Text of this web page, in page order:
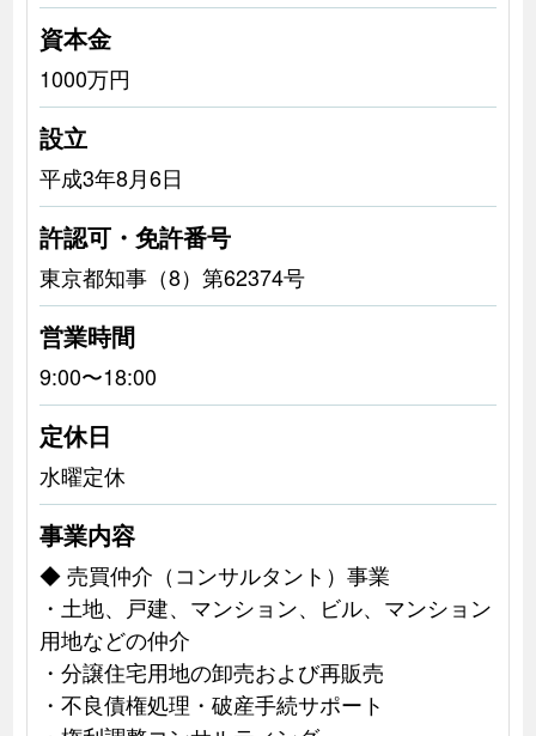
資本金
1000万円
設立
平成3年8月6日
許認可・免許番号
東京都知事（8）第62374号
営業時間
9:00〜18:00
定休日
水曜定休
事業内容
◆ 売買仲介（コンサルタント）事業
・土地、戸建、マンション、ビル、マンション
用地などの仲介
・分譲住宅用地の卸売および再販売
・不良債権処理・破産手続サポート